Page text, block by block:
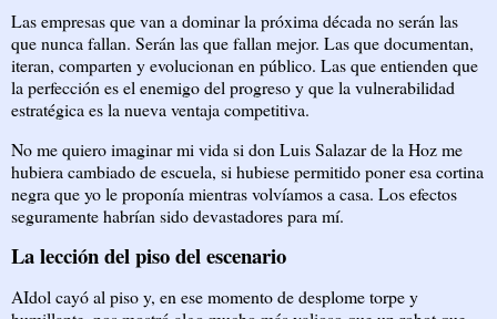
Las empresas que van a dominar la próxima década no serán las
que nunca fallan. Serán las que fallan mejor. Las que documentan,
iteran, comparten y evolucionan en público. Las que entienden que
la perfección es el enemigo del progreso y que la vulnerabilidad
estratégica es la nueva ventaja competitiva.
No me quiero imaginar mi vida si don Luis Salazar de la Hoz me
hubiera cambiado de escuela, si hubiese permitido poner esa cortina
negra que yo le proponía mientras volvíamos a casa. Los efectos
seguramente habrían sido devastadores para mí.
La lección del piso del escenario
AIdol cayó al piso y, en ese momento de desplome torpe y